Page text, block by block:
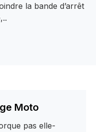
la bande d’arrêt
Moto
pas elle-